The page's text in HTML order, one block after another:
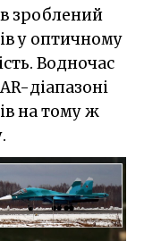
зроблений
у оптичному
Водночас
діапазоні
на тому ж